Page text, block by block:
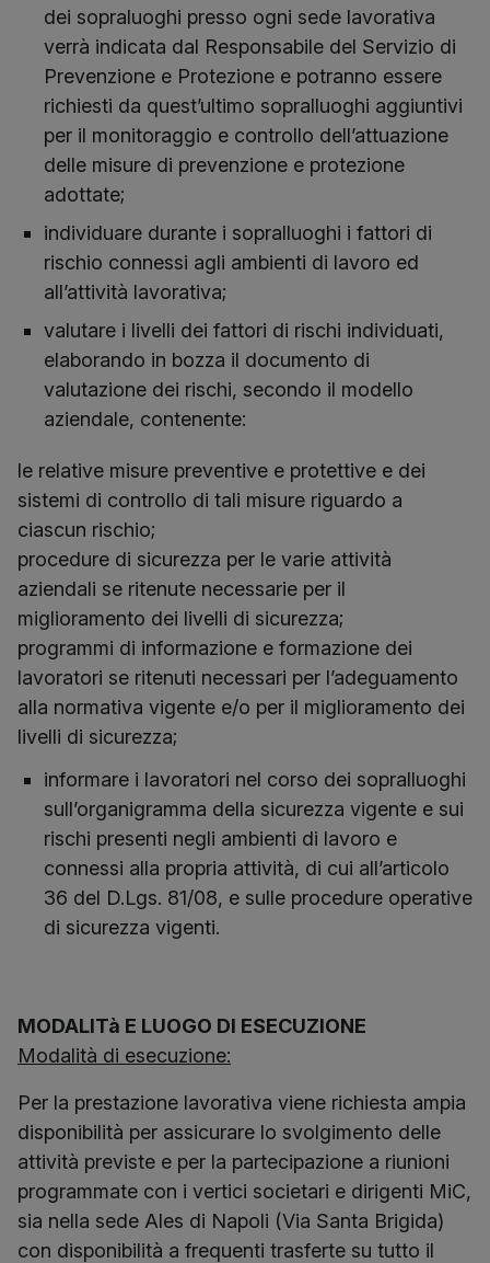
dei sopraluoghi presso ogni sede lavorativa
verrà indicata dal Responsabile del Servizio di
Prevenzione e Protezione e potranno essere
richiesti da quest’ultimo sopralluoghi aggiuntivi
per il monitoraggio e controllo dell’attuazione
delle misure di prevenzione e protezione
adottate;
individuare durante i sopralluoghi i fattori di
rischio connessi agli ambienti di lavoro ed
all’attività lavorativa;
valutare i livelli dei fattori di rischi individuati,
elaborando in bozza il documento di
valutazione dei rischi, secondo il modello
aziendale, contenente:
le relative misure preventive e protettive e dei
sistemi di controllo di tali misure riguardo a
ciascun rischio;
procedure di sicurezza per le varie attività
aziendali se ritenute necessarie per il
miglioramento dei livelli di sicurezza;
programmi di informazione e formazione dei
lavoratori se ritenuti necessari per l’adeguamento
alla normativa vigente e/o per il miglioramento dei
livelli di sicurezza;
informare i lavoratori nel corso dei sopralluoghi
sull’organigramma della sicurezza vigente e sui
rischi presenti negli ambienti di lavoro e
connessi alla propria attività, di cui all’articolo
36 del D.Lgs. 81/08, e sulle procedure operative
di sicurezza vigenti.
MODALITà E LUOGO DI ESECUZIONE
Modalità di esecuzione:
Per la prestazione lavorativa viene richiesta ampia
disponibilità per assicurare lo svolgimento delle
attività previste e per la partecipazione a riunioni
programmate con i vertici societari e dirigenti MiC,
sia nella sede Ales di Napoli (Via Santa Brigida)
con disponibilità a frequenti trasferte su tutto il